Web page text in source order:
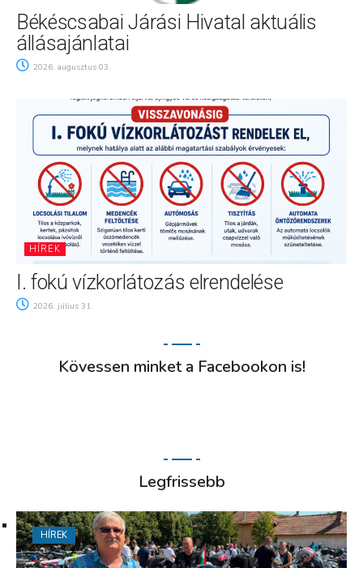
Békéscsabai Járási Hivatal aktuális
állásajánlatai
2026. augusztus 03.
HÍREK
I. fokú vízkorlátozás elrendelése
2026. július 31.
Kövessen minket a Facebookon is!
Legfrissebb
HÍREK